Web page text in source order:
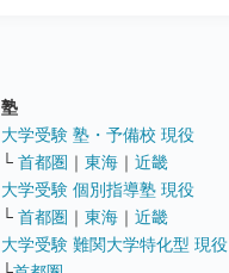
塾
大学受験 塾・予備校 現役
└ 首都圏 ｜ 東海 ｜ 近畿
大学受験 個別指導塾 現役
└ 首都圏 ｜ 東海 ｜ 近畿
大学受験 難関大学特化型 現役